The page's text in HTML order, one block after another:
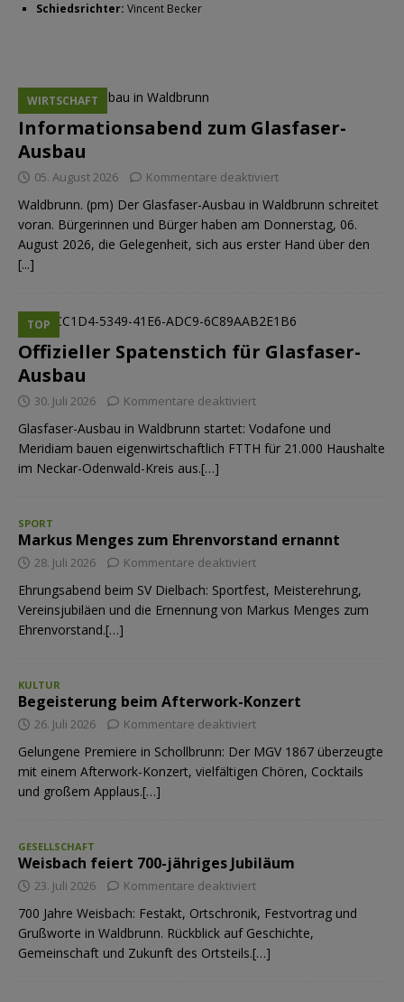
Schiedsrichter: Vincent Becker
Informationsabend zum Glasfaser-
Ausbau
WIRTSCHAFT
05. August 2026 Kommentare deaktiviert
Waldbrunn. (pm) Der Glasfaser-Ausbau in Waldbrunn schreitet
voran. Bürgerinnen und Bürger haben am Donnerstag, 06.
August 2026, die Gelegenheit, sich aus erster Hand über den
[...]
Offizieller Spatenstich für Glasfaser-
Ausbau
TOP
30. Juli 2026 Kommentare deaktiviert
Glasfaser-Ausbau in Waldbrunn startet: Vodafone und
Meridiam bauen eigenwirtschaftlich FTTH für 21.000 Haushalte
im Neckar-Odenwald-Kreis aus.[…]
SPORT
Markus Menges zum Ehrenvorstand ernannt
28. Juli 2026 Kommentare deaktiviert
Ehrungsabend beim SV Dielbach: Sportfest, Meisterehrung,
Vereinsjubiläen und die Ernennung von Markus Menges zum
Ehrenvorstand.[…]
KULTUR
Begeisterung beim Afterwork-Konzert
26. Juli 2026 Kommentare deaktiviert
Gelungene Premiere in Schollbrunn: Der MGV 1867 überzeugte
mit einem Afterwork-Konzert, vielfältigen Chören, Cocktails
und großem Applaus.[…]
GESELLSCHAFT
Weisbach feiert 700-jähriges Jubiläum
23. Juli 2026 Kommentare deaktiviert
700 Jahre Weisbach: Festakt, Ortschronik, Festvortrag und
Grußworte in Waldbrunn. Rückblick auf Geschichte,
Gemeinschaft und Zukunft des Ortsteils.[…]